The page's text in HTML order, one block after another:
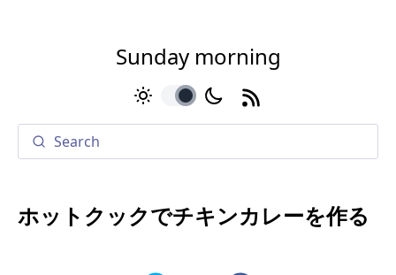
Sunday morning
toggle
ホットクックでチキンカレーを作る